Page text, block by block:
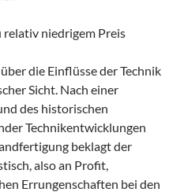
niedrigem Preis
die Einflüsse der Technik
Sicht. Nach einer
des historischen
Technikentwicklungen
beklagt der
also an Profit,
Errungenschaften bei den